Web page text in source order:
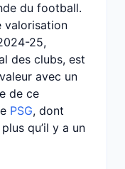
du football.
valorisation
25,
des clubs, est
avec un
de ce
PSG, dont
qu’il y a un